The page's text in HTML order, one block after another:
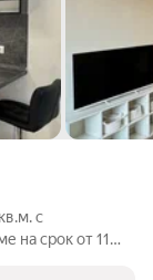
с
на срок от 11